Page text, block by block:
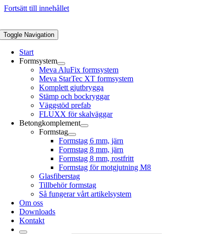
Fortsätt till innehållet
Toggle Navigation
Start
Formsystem
Meva AluFix formsystem
Meva StarTec XT formsystem
Komplett gjutbrygga
Stämp och bockryggar
Väggstöd prefab
FLUXX för skalväggar
Betongkomplement
Formstag
Formstag 6 mm, järn
Formstag 8 mm, järn
Formstag 8 mm, rostfritt
Formstag för motgjutning M8
Glasfiberstag
Tillbehör formstag
Så fungerar vårt artikelsystem
Om oss
Downloads
Kontakt